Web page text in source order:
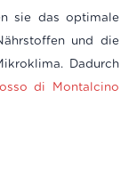
sie das optimale
und die
Dadurch
di Montalcino